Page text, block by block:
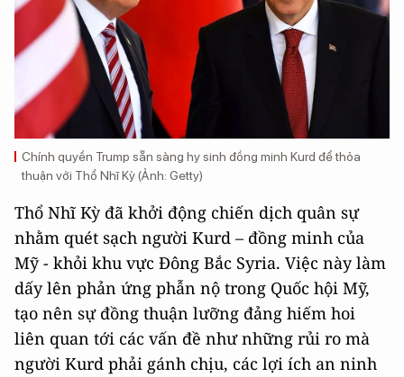
Chính quyền Trump sẵn sàng hy sinh đồng minh Kurd để thỏa
thuận với Thổ Nhĩ Kỳ (Ảnh: Getty)
Thổ Nhĩ Kỳ đã khởi động chiến dịch quân sự
nhằm quét sạch người Kurd – đồng minh của
Mỹ - khỏi khu vực Đông Bắc Syria. Việc này làm
dấy lên phản ứng phẫn nộ trong Quốc hội Mỹ,
tạo nên sự đồng thuận lưỡng đảng hiếm hoi
liên quan tới các vấn đề như những rủi ro mà
người Kurd phải gánh chịu, các lợi ích an ninh